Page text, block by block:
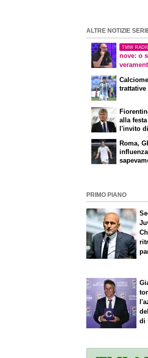
ALTRE NOTIZIE
TMW
nove: o
trattative
alla
l'invito
Roma,
PRIMO PIANO
di